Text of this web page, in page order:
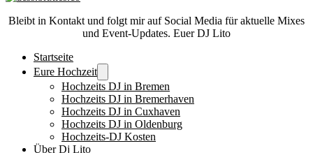
Bleibt in Kontakt und folgt mir auf Social Media für aktuelle Mixes
und Event-Updates. Euer DJ Lito
Startseite
Eure Hochzeit
Hochzeits DJ in Bremen
Hochzeits DJ in Bremerhaven
Hochzeits DJ in Cuxhaven
Hochzeits DJ in Oldenburg
Hochzeits-DJ Kosten
Über Dj Lito